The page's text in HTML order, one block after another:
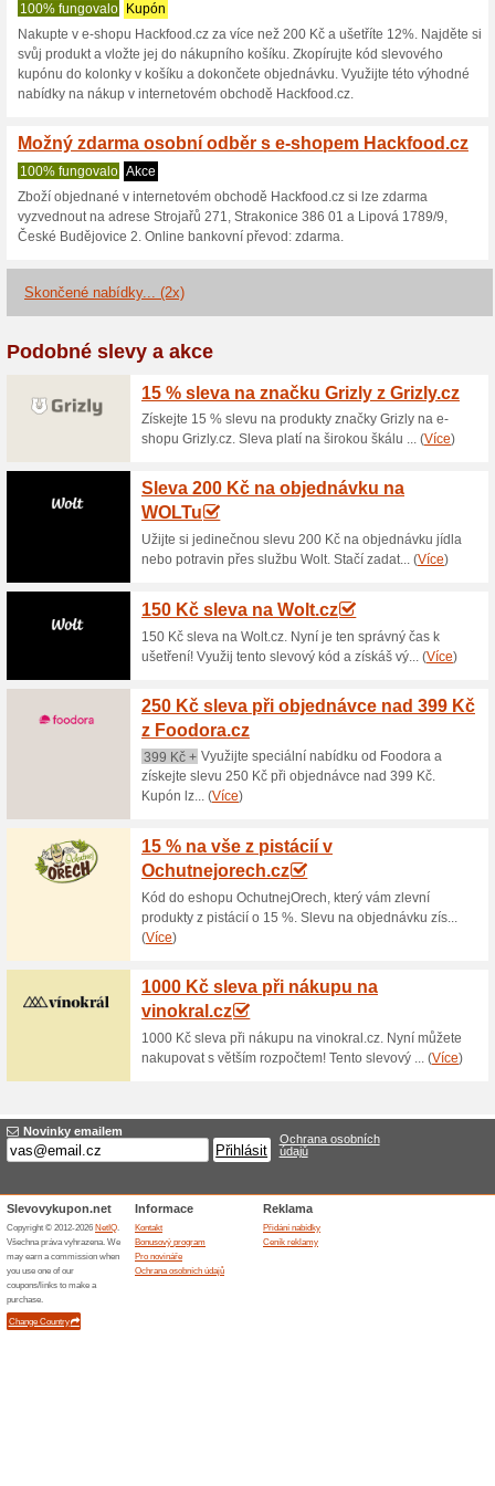
Hackfood.cz
Zobrazení:
Pokračovat na
Získávejte upozornění na
kupóny do tohoto obchodu.
Aktuální slevy a
12 % při nákupu nad
100% fungovalo Kupón
Nakupte v e-shopu
svůj produkt a vložte jej do
kupónu do kolonky v košíku
nabídky na nákup v
100% fungovalo
Zboží objednané v
vyzvednout na adrese
České Budějovice 2. Online